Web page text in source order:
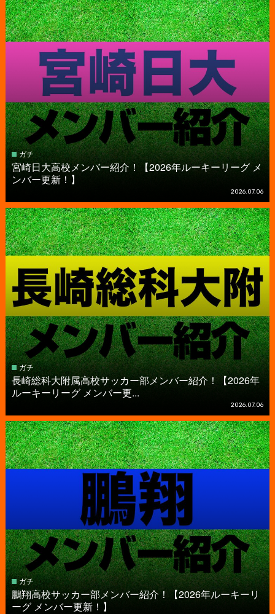
ガチ
宮崎日大高校メンバー紹介！【2026年ルーキーリーグ メ
ンバー更新！】
2026.07.06
ガチ
長崎総科大附属高校サッカー部メンバー紹介！【2026年
ルーキーリーグ メンバー更...
2026.07.06
ガチ
鵬翔高校サッカー部メンバー紹介！【2026年ルーキーリ
ーグ メンバー更新！】